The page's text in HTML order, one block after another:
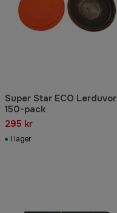
Super Star ECO Lerduvor
150-pack
295 kr
I lager